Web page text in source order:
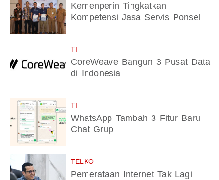
Kemenperin Tingkatkan
Kompetensi Jasa Servis Ponsel
TI
CoreWeave Bangun 3 Pusat Data
di Indonesia
TI
WhatsApp Tambah 3 Fitur Baru
Chat Grup
TELKO
Pemerataan Internet Tak Lagi